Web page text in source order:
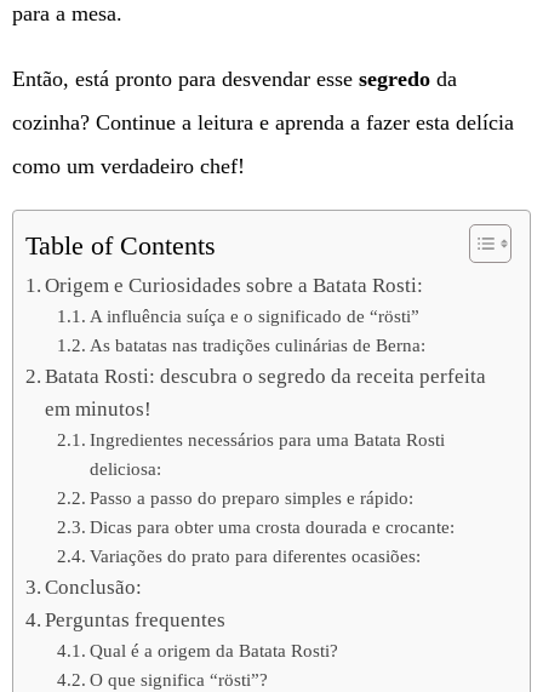
para a mesa.
Então, está pronto para desvendar esse segredo da
cozinha? Continue a leitura e aprenda a fazer esta delícia
como um verdadeiro chef!
Table of Contents
Origem e Curiosidades sobre a Batata Rosti:
A influência suíça e o significado de “rösti”
As batatas nas tradições culinárias de Berna:
Batata Rosti: descubra o segredo da receita perfeita
em minutos!
Ingredientes necessários para uma Batata Rosti
deliciosa:
Passo a passo do preparo simples e rápido:
Dicas para obter uma crosta dourada e crocante:
Variações do prato para diferentes ocasiões:
Conclusão:
Perguntas frequentes
Qual é a origem da Batata Rosti?
O que significa “rösti”?